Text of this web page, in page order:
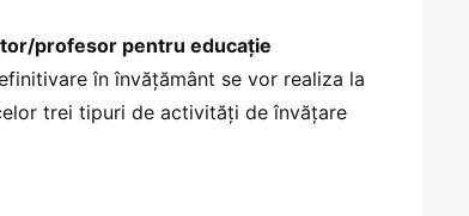
profesor pentru educație
în învăţământ se vor realiza la
trei tipuri de activități de învățare